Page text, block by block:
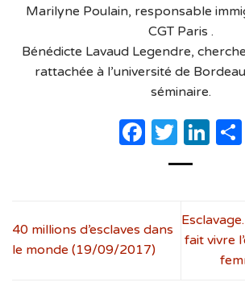
Marilyne Poulain, responsable
CGT Paris .
Bénédicte Lavaud Legendre,
rattachée à l’université de
séminaire.
40 millions d’esclaves dans
le monde (19/09/2017)
fait vivre